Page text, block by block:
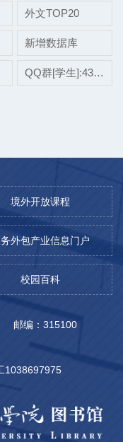
外文TOP20
新增数据库
QQ群[学生]:437507696
境外开放课程
外包产业信息门户
校园百科
邮编：315100
1038697975